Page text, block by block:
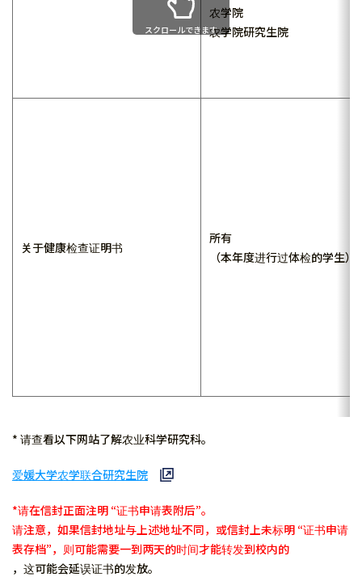
农学院
农学院研究生院
关于健康检查证明书
所有
（本年度进行过体检的学生）
スクロールできます
* 请查看以下网站了解农业科学研究科。
爱媛大学农学联合研究生院
*请在信封正面注明 “证书申请表附后”。
请注意，如果信封地址与上述地址不同，或信封上未标明 “证书申请
表存档”，则可能需要一到两天的时间才能转发到校内的
，这可能会延误证书的发放。